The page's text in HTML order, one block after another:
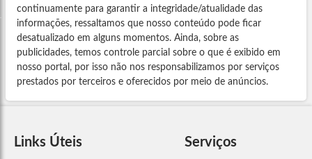
continuamente para garantir a integridade/atualidade das
informações, ressaltamos que nosso conteúdo pode ficar
desatualizado em alguns momentos. Ainda, sobre as
publicidades, temos controle parcial sobre o que é exibido em
nosso portal, por isso não nos responsabilizamos por serviços
prestados por terceiros e oferecidos por meio de anúncios.
Links Úteis Serviços